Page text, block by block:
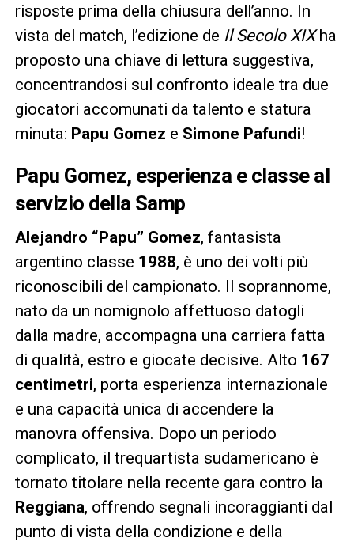
risposte prima della chiusura dell’anno. In
vista del match, l’edizione de Il Secolo XIXha
proposto una chiave di lettura suggestiva,
concentrandosi sul confronto ideale tra due
giocatori accomunati da talento e statura
minuta: Papu Gomez e Simone Pafundi!
Papu Gomez, esperienza e classe al
servizio della Samp
Alejandro “Papu” Gomez, fantasista
argentino classe 1988, è uno dei volti più
riconoscibili del campionato. Il soprannome,
nato da un nomignolo affettuoso datogli
dalla madre, accompagna una carriera fatta
di qualità, estro e giocate decisive. Alto 167
centimetri, porta esperienza internazionale
e una capacità unica di accendere la
manovra offensiva. Dopo un periodo
complicato, il trequartista sudamericano è
tornato titolare nella recente gara contro la
Reggiana, offrendo segnali incoraggianti dal
punto di vista della condizione e della